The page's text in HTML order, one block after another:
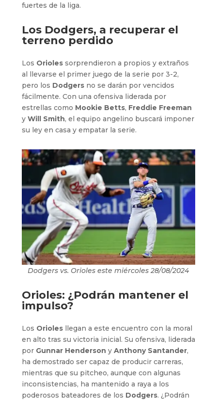
fuertes de la liga.
Los Dodgers, a recuperar el
terreno perdido
Los Oriolessorprendieron a propios y extraños
al llevarse el primer juego de la serie por 3-2,
pero los Dodgers no se darán por vencidos
fácilmente. Con una ofensiva liderada por
estrellas como Mookie Betts, Freddie Freeman
y Will Smith, el equipo angelino buscará imponer
su ley en casa y empatar la serie.
Dodgers vs. Orioles este miércoles 28/08/2024
Orioles: ¿Podrán mantener el
impulso?
Los Oriolesllegan a este encuentro con la moral
en alto tras su victoria inicial. Su ofensiva, liderada
por Gunnar Henderson y Anthony Santander,
ha demostrado ser capaz de producir carreras,
mientras que su pitcheo, aunque con algunas
inconsistencias, ha mantenido a raya a los
poderosos bateadores de los Dodgers. ¿Podrán